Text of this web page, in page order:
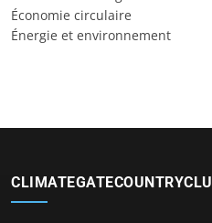
Économie circulaire
Énergie et environnement